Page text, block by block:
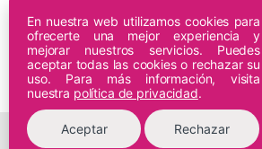
Plotters DTF Innuro
Plotters de impresión
© 2026 Espiral Digital - Todos
En nuestra web utilizamos cookies para
ofrecerte una mejor experiencia y
mejorar nuestros servicios. Puedes
aceptar todas las cookies o rechazar su
uso. Para más información, visita
nuestra política de privacidad.
Aceptar Rechazar